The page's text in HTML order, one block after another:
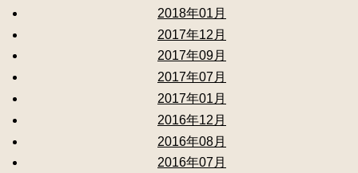
2018年01月
2017年12月
2017年09月
2017年07月
2017年01月
2016年12月
2016年08月
2016年07月